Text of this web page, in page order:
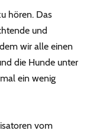
hören. Das
und
wir alle einen
die Hunde unter
ein wenig
vom